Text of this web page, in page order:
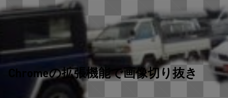
はじめての方へ
事例
お問い合わせ
Chromeの拡張機能で画像切り抜き